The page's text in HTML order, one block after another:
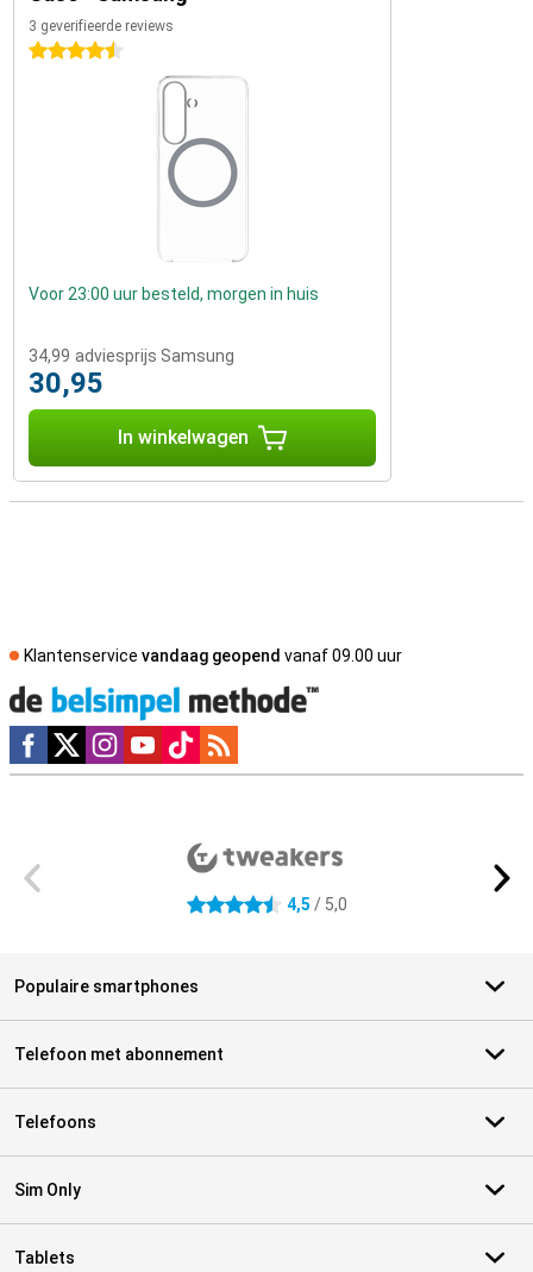
3 geverifieerde reviews
4.5 sterren
Voor 23:00 uur besteld, morgen in huis
34,99 adviesprijs Samsung
30,95
In winkelwagen
Klantenservice vandaag geopend vanaf 09.00 uur
Social media
4.5 sterren 4,5 / 5,0
Populaire smartphones
Telefoon met abonnement
Telefoons
Sim Only
Tablets